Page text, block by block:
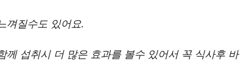
껴질수도 있어요.
께 섭취시 더 많은 효과를 볼수 있어서 꼭 식사후 바